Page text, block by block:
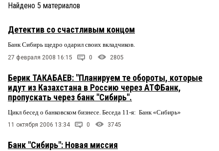
ПРОИСШЕСТВИЯ
СТИЛЬ ЖИЗНИ
Найдено 5 материалов
Детектив со счастливым концом
Банк Сибирь щедро одарил своих вкладчиков.
27 февраля 2008 16:15 0 2805
Берик ТАКАБАЕВ: "Планируем те обороты, которые
идут из Казахстана в Россию через АТФБанк,
пропускать через банк "Сибирь".
Цикл бесед о банковском бизнесе. Беседа 11-я: Банк «Сибирь»
11 октября 2006 13:34 0 3745
Банк "Сибирь": Новая миссия